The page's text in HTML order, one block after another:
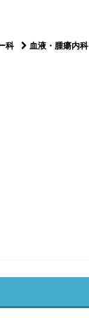
科
血液・腫瘍内科